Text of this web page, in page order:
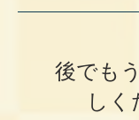
後でも
しく